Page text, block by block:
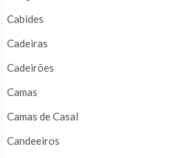
Cabides
Cadeiras
Cadeirões
Camas
Camas de Casal
Candeeiros